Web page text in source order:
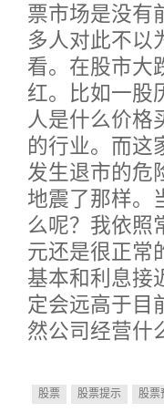
票市场是没有
多人对此不以
看。在股市大
红。比如一股
人是什么价格
的行业。而这
发生退市的危
地震了那样。
么呢？我依照
元还是很正常
基本和利息接
定会远高于目
然公司经营什
股票 股票提示 股票